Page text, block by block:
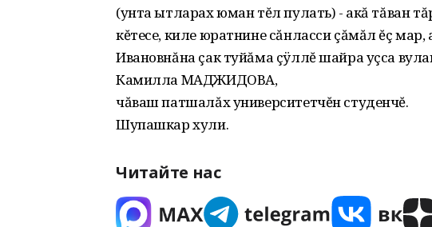
(унта ытларах юман тĕл пулать) - акă тăван
кĕтесе, киле юратнине сăнласси çăмăл ĕç
Ивановнăна çак туйăма çÿллĕ шайра уçса
Камилла МАДЖИДОВА,
чăваш патшалăх университетчĕн студенчĕ.
Шупашкар хули.
Читайте нас